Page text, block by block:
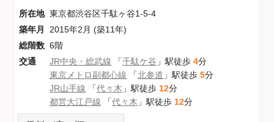
所在地 東京都渋谷区千駄ヶ谷1-5-4
築年月
2015年2月 (築11年)
総階数 6階
交通
JR中央・総武線 「千駄ケ谷 」駅徒歩 4分
東京メトロ副都心線 「北参道 」駅徒歩 5分
JR山手線 「代々木 」駅徒歩 12分
都営大江戸線 「代々木 」駅徒歩 12分